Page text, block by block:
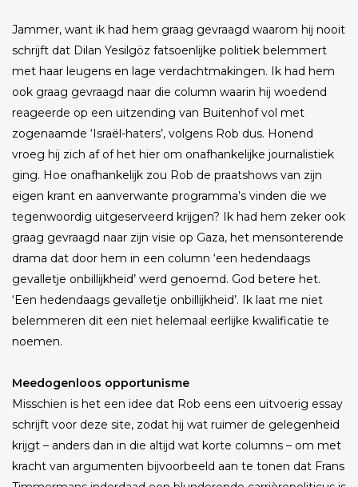
Jammer, want ik had hem graag gevraagd waarom hij nooit
schrijft dat Dilan Yesilgöz fatsoenlijke politiek belemmert
met haar leugens en lage verdachtmakingen. Ik had hem
ook graag gevraagd naar die column waarin hij woedend
reageerde op een uitzending van Buitenhof vol met
zogenaamde ‘Israël-haters’, volgens Rob dus. Honend
vroeg hij zich af of het hier om onafhankelijke journalistiek
ging. Hoe onafhankelijk zou Rob de praatshows van zijn
eigen krant en aanverwante programma’s vinden die we
tegenwoordig uitgeserveerd krijgen? Ik had hem zeker ook
graag gevraagd naar zijn visie op Gaza, het mensonterende
drama dat door hem in een column ‘een hedendaags
gevalletje onbillijkheid’ werd genoemd. God betere het.
‘Een hedendaags gevalletje onbillijkheid’. Ik laat me niet
belemmeren dit een niet helemaal eerlijke kwalificatie te
noemen.
Meedogenloos opportunisme
Misschien is het een idee dat Rob eens een uitvoerig essay
schrijft voor deze site, zodat hij wat ruimer de gelegenheid
krijgt – anders dan in die altijd wat korte columns – om met
kracht van argumenten bijvoorbeeld aan te tonen dat Frans